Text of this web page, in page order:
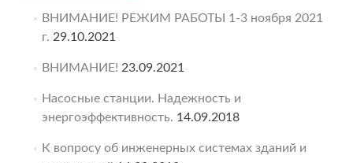
ВНИМАНИЕ! РЕЖИМ РАБОТЫ 1-3 ноября 2021
г. 29.10.2021
ВНИМАНИЕ! 23.09.2021
Насосные станции. Надежность и
энергоэффективность. 14.09.2018
К вопросу об инженерных системах зданий и